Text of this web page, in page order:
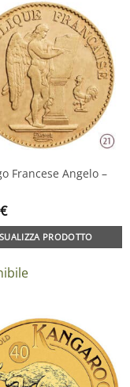
Francese Angelo –
€
PRODOTTO